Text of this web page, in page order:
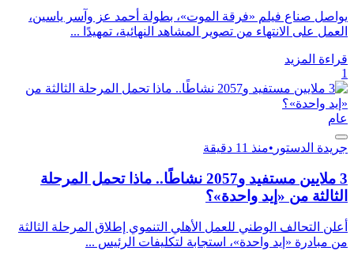
يواصل صناع فيلم «فرقة الموت»، بطولة أحمد عز وآسر ياسين،
العمل على الانتهاء من تصوير المشاهد النهائية، تمهيدًا ...
قراءة المزيد
1
عام
جريدة الدستور •منذ 11 دقيقة
3 ملايين مستفيد و2057 نشاطًا.. ماذا تحمل المرحلة
الثالثة من «إيد واحدة»؟
أعلن التحالف الوطني للعمل الأهلي التنموي إطلاق المرحلة الثالثة
من مبادرة «إيد واحدة»، استجابة لتكليفات الرئيس ...